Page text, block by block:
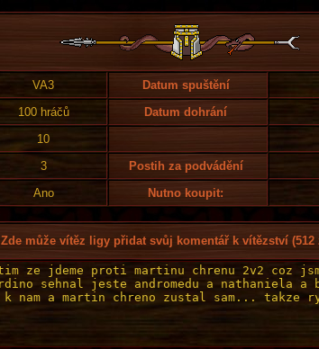
VA3 Datum spuštění
100 hráčů Datum dohrání
10
3 Postih za podvádění
Ano Nutno koupit:
Zde může vítěz ligy přidat svůj komentář k vítězství (512